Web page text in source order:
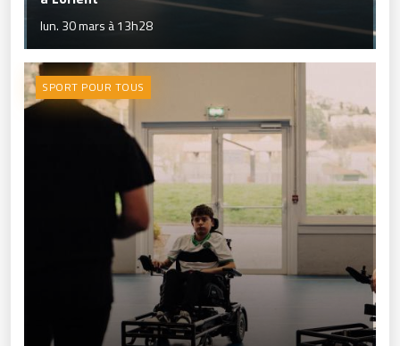
lun. 30 mars à 13h28
SPORT POUR TOUS